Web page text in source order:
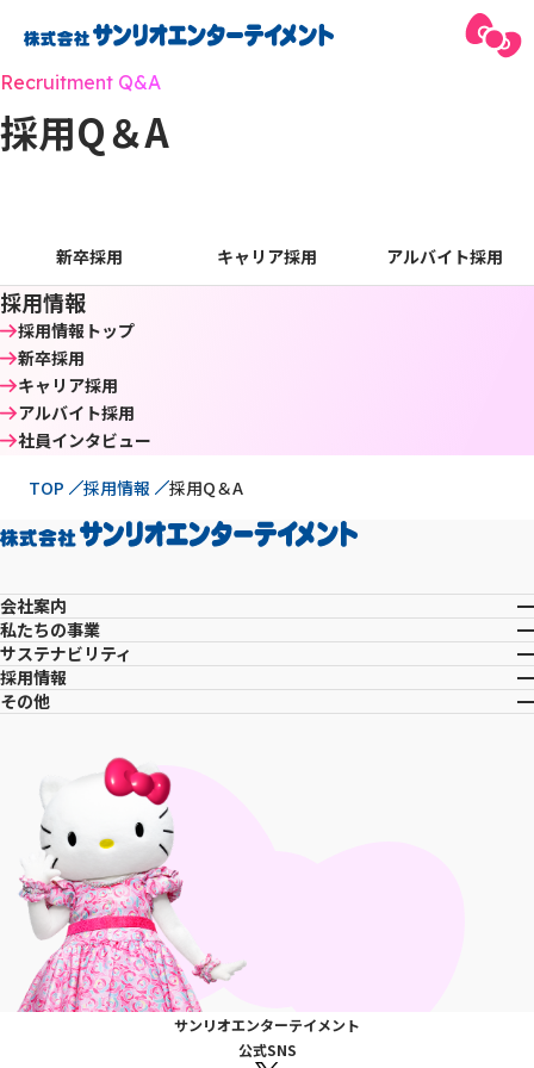
Recruitment Q&A
採用Q＆A
新卒採用 キャリア採用 アルバイト採用
採用情報
採用情報トップ
新卒採用
キャリア採用
アルバイト採用
社員インタビュー
現在位置
TOP 採用情報 採用Q＆A
会社案内
私たちの事業
サステナビリティ
採用情報
その他
サンリオエンターテイメント
公式SNS